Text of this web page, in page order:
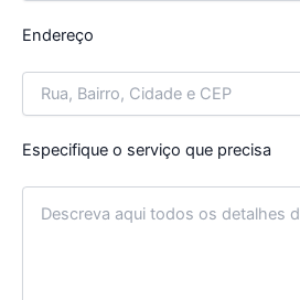
Endereço
Especifique o serviço que precisa